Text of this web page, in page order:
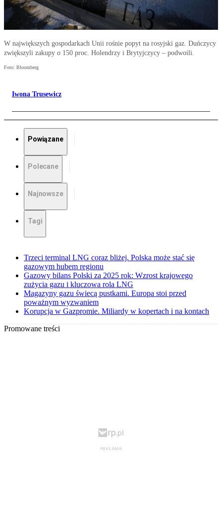
W największych gospodarkach Unii rośnie popyt na rosyjski gaz. Duńczycy
zwiększyli zakupy o 150 proc. Holendrzy i Brytyjczycy – podwoili.
Foto: Bloomberg
Iwona Trusewicz
Powiązane
Polecane
Najnowsze
Tagi
Trzeci terminal LNG coraz bliżej. Polska może stać się
gazowym hubem regionu
Gazowy bilans Polski za 2025 rok: Wzrost krajowego
zużycia gazu i kluczowa rola LNG
Magazyny gazu świecą pustkami. Europa stoi przed
poważnym wyzwaniem
Korupcja w Gazpromie. Miliardy w kopertach i na kontach
Promowane treści